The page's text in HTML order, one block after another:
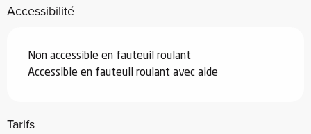
Accessibilité
Non accessible en fauteuil roulant
Accessible en fauteuil roulant avec aide
Tarifs